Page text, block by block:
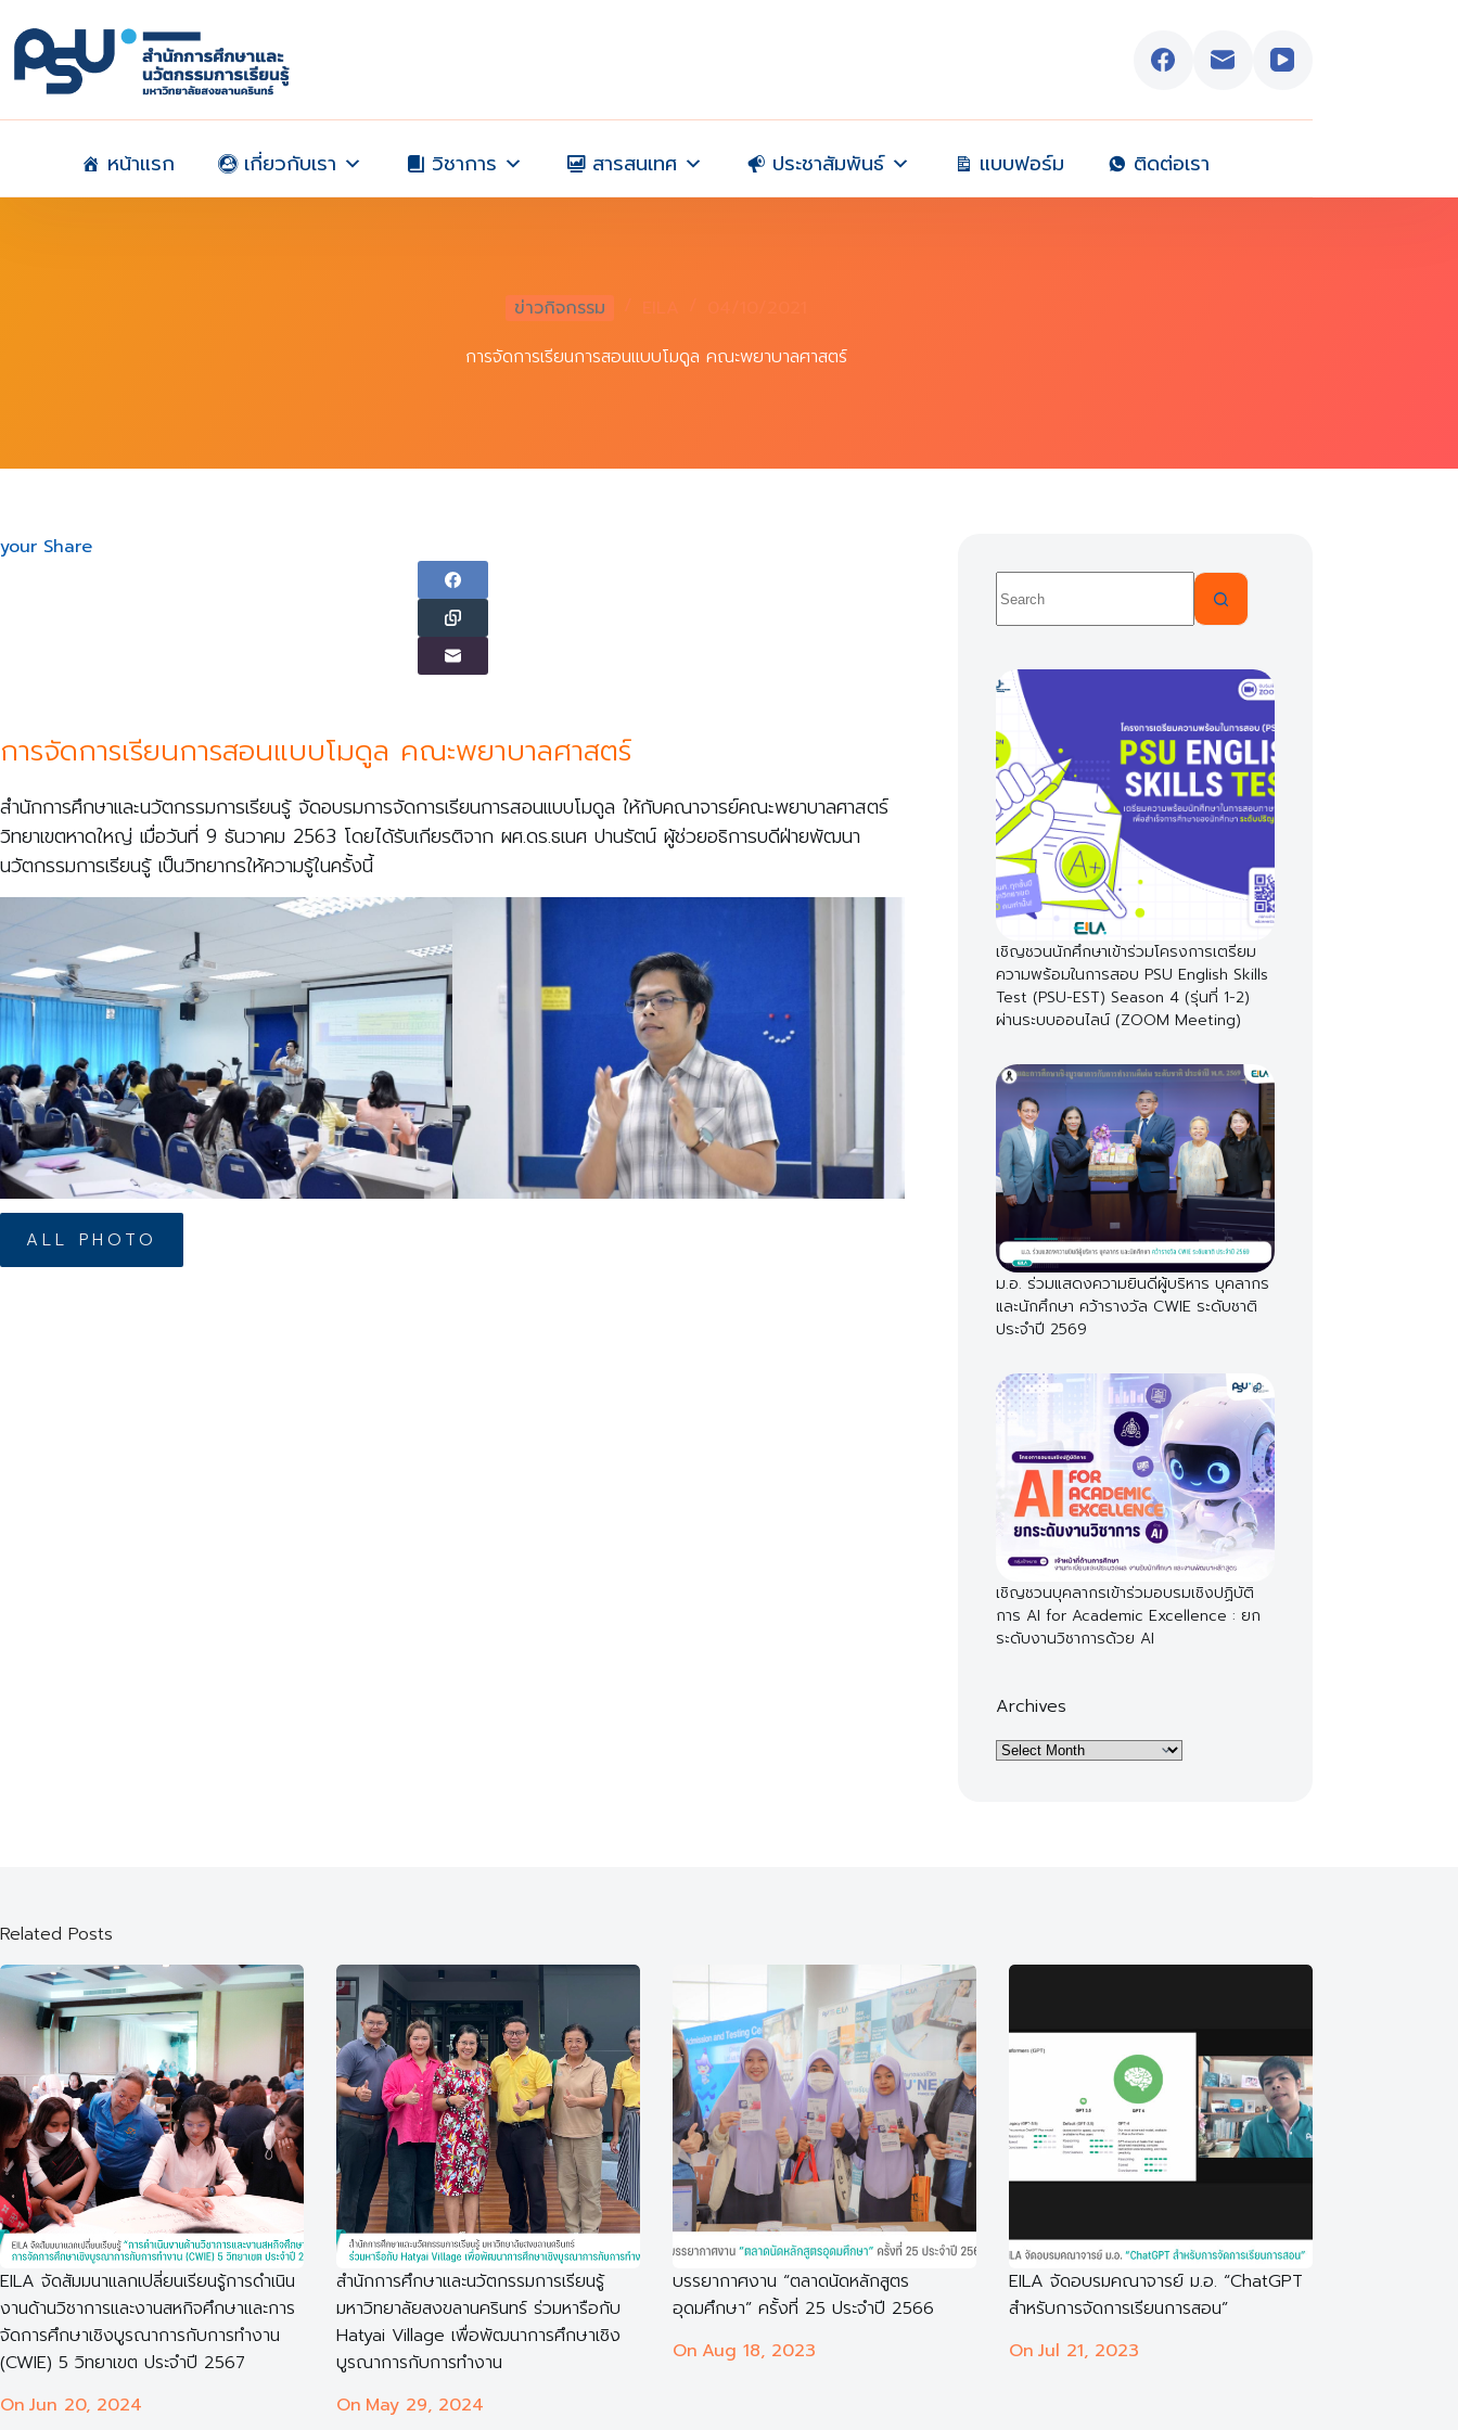
to
content
หน้าแรก เกี่ยวกับเรา วิชาการ สารสนเทศ ประชาสัมพันธ์ แบบฟอร์ม ติดต่อเรา
ข่าวกิจกรรม
การจัดการเรียนการสอนแบบโมดูล คณะพยาบาลศาสตร์
your Share
การจัดการเรียนการสอนแบบโมดูล คณะพยาบาลศาสตร์
สำนักการศึกษาและนวัตกรรมการเรียนรู้ จัดอบรมการจัดการเรียนการสอนแบบโมดูล ให้กับคณาจารย์คณะพยาบาลศาสตร์
วิทยาเขตหาดใหญ่ เมื่อวันที่ 9 ธันวาคม 2563 โดยได้รับเกียรติจาก ผศ.ดร.ธเนศ ปานรัตน์ ผู้ช่วยอธิการบดีฝ่ายพัฒนา
นวัตกรรมการเรียนรู้ เป็นวิทยากรให้ความรู้ในครั้งนี้
ALL PHOTO
results
เชิญชวนนักศึกษาเข้าร่วมโครงการเตรียม
ความพร้อมในการสอบ PSU English Skills
Test (PSU-EST) Season 4 (รุ่นที่ 1-2)
ผ่านระบบออนไลน์ (ZOOM Meeting)
ม.อ. ร่วมแสดงความยินดีผู้บริหาร บุคลากร
และนักศึกษา คว้ารางวัล CWIE ระดับชาติ
ประจำปี 2569
เชิญชวนบุคลากรเข้าร่วมอบรมเชิงปฏิบัติ
การ AI for Academic Excellence : ยก
ระดับงานวิชาการด้วย AI
Archives
Archives
Related Posts
EILA จัดสัมมนาแลกเปลี่ยนเรียนรู้การดำเนิน
งานด้านวิชาการและงานสหกิจศึกษาและการ
จัดการศึกษาเชิงบูรณาการกับการทำงาน
(CWIE) 5 วิทยาเขต ประจำปี 2567
On Jun 20, 2024
สำนักการศึกษาและนวัตกรรมการเรียนรู้
มหาวิทยาลัยสงขลานครินทร์ ร่วมหารือกับ
Hatyai Village เพื่อพัฒนาการศึกษาเชิง
บูรณาการกับการทำงาน
On May 29, 2024
บรรยากาศงาน “ตลาดนัดหลักสูตร
อุดมศึกษา” ครั้งที่ 25 ประจำปี 2566
On Aug 18, 2023
EILA จัดอบรมคณาจารย์ ม.อ. “ChatGPT
สำหรับการจัดการเรียนการสอน”
On Jul 21, 2023